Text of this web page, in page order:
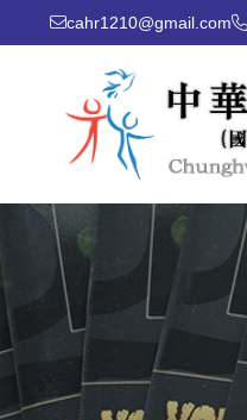
cahr1210@gmail.com